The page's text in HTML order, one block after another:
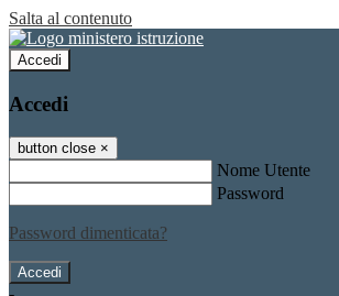
Salta al contenuto
Accedi
Accedi
button close ×
Nome Utente
Password
Password dimenticata?